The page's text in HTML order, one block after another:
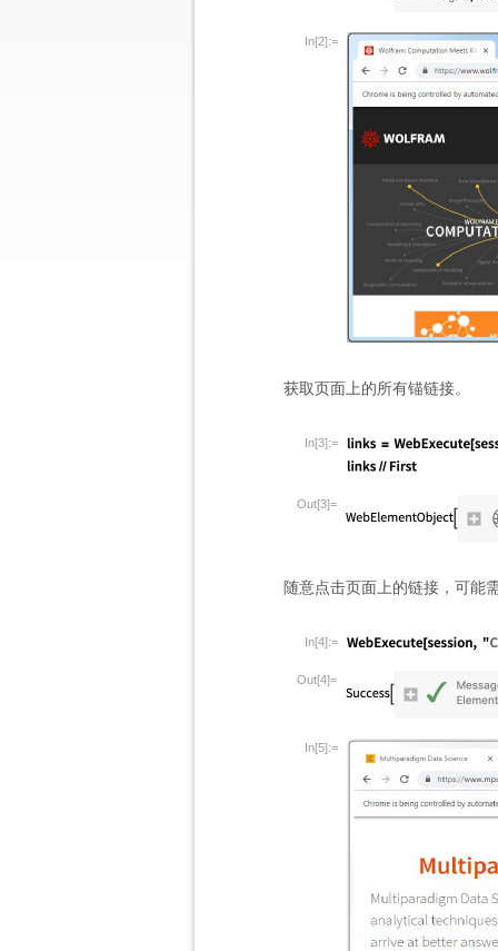
In[2]:=
获取页面上的所有锚链接。
In[3]:=
Out[3]=
随意点击页面上的链接，可能
In[4]:=
Out[4]=
In[5]:=